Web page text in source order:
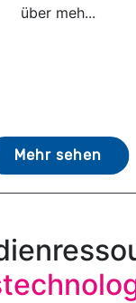
über meh...
Mehr sehen